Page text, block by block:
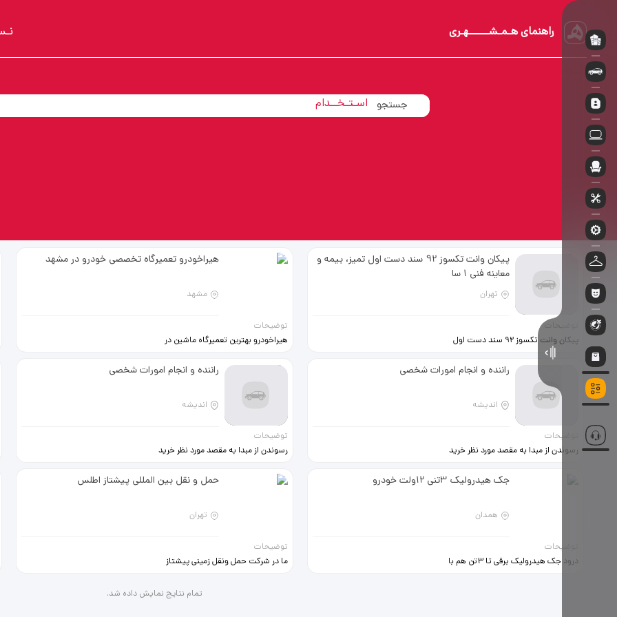
راهنمای هـمـشــــــهـری
اسـتـخــدام
پیکان وانت تکسوز 92 سند دست اول تمیز، بیمه و
معاینه فنی 1 سا
تهران
توضیحات
پیکان وانت تکسوز 92 سند دست اول
هیراخودرو تعمیرگاه تخصصی خودرو در مشهد
مشهد
توضیحات
هیراخودرو بهترین تعمیرگاه ماشین در
گیربکس، جلوبندی، مشکلات برقی و
الکترونیکی و ... را با ضمانت و بهترین
قیمت انجام می دهد. جهت دریافت
مشاوره و هماهنگی جهت مراجعه با
بگیرید. تعمیرگاه ام وی ام در مشهد
تعمیرگاه لیفان در مشهد تعمیرگاه جک
در مشهد تعمیرگاه برلیانس در مشهد
در مشهد و ...
راننده و انجام امورات شخصی
اندیشه
توضیحات
رسوندن از مبدا به مقصد مورد نظر خرید
راننده و انجام‌ امورات شخصی
اندیشه
توضیحات
رسوندن از مبدا به مقصد مورد نظر خرید
جک هیدرولیک 3تنی 12ولت خودرو
همدان
توضیحات
درود جک هیدرولیک برقی تا 3تن هم با
حمل و نقل بین المللی پیشتاز اطلس
تهران
توضیحات
ما در شرکت حمل ونقل زمینی پیشتاز
درشرایطی که صادرات و واردات دریاییتمام نتایج نمایش داده شد.